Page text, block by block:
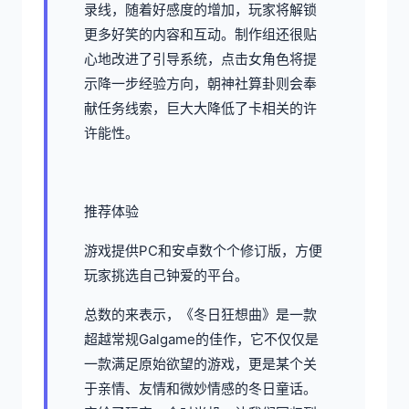
录线，随着好感度的增加，玩家将解锁
更多好笑的内容和互动。制作组还很贴
心地改进了引导系统，点击女角色将提
示降一步经验方向，朝神社算卦则会奉
献任务线索，巨大大降低了卡相关的许
许能性。
推荐体验
游戏提供PC和安卓数个个修订版，方便
玩家挑选自己钟爱的平台。
总数的来表示，《冬日狂想曲》是一款​​
超越常规Galgame的佳作​​，它不仅仅是
一款满足原始欲望的游戏，更是某个关
于亲情、友情和微妙情感的冬日童话。